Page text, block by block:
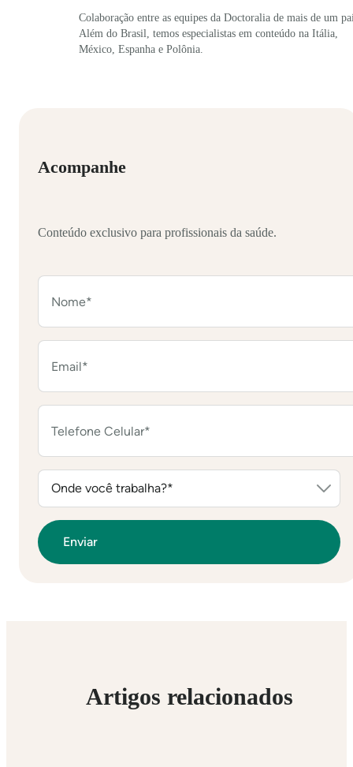
Colaboração entre as equipes da Doctoralia de mais de um
Além do Brasil, temos especialistas em conteúdo na Itália,
México, Espanha e Polônia.
Acompanhe
Conteúdo exclusivo para profissionais da saúde.
Artigos relacionados